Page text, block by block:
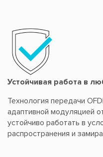
Устойчивая работа в
Технология передачи
адаптивной модуляцией
устойчиво работать в
распространения и